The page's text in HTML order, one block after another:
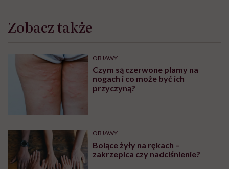
Zobacz także
OBJAWY
Czym są czerwone plamy na
nogach i co może być ich
przyczyną?
OBJAWY
Bolące żyły na rękach –
zakrzepica czy nadciśnienie?